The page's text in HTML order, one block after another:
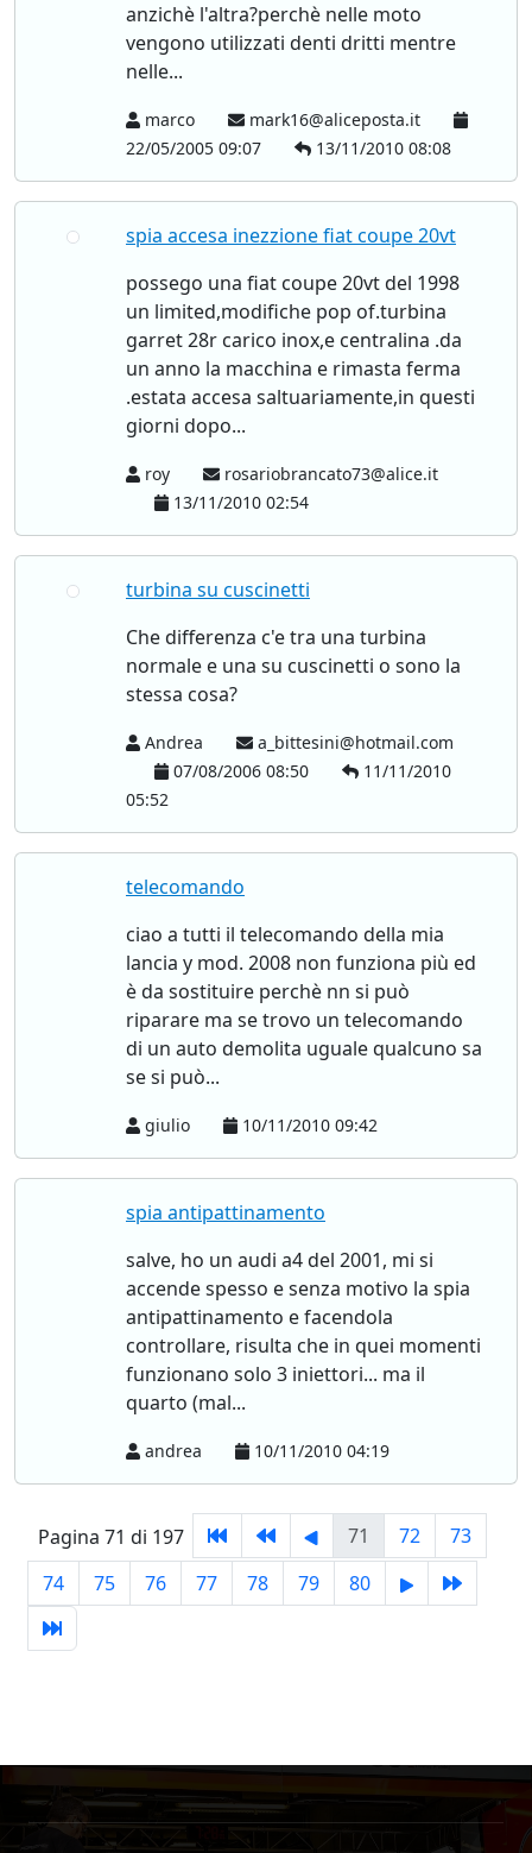
anzichè l'altra?perchè nelle moto
vengono utilizzati denti dritti mentre
nelle...
marco
mark16@aliceposta.it
22/05/2005 09:07
13/11/2010 08:08
spia accesa inezzione fiat coupe 20vt
possego una fiat coupe 20vt del 1998
un limited,modifiche pop of.turbina
garret 28r carico inox,e centralina .da
un anno la macchina e rimasta ferma
.estata accesa saltuariamente,in questi
giorni dopo...
roy
rosariobrancato73@alice.it
13/11/2010 02:54
turbina su cuscinetti
Che differenza c'e tra una turbina
normale e una su cuscinetti o sono la
stessa cosa?
Andrea
a_bittesini@hotmail.com
07/08/2006 08:50
11/11/2010
05:52
telecomando
ciao a tutti il telecomando della mia
lancia y mod. 2008 non funziona più ed
è da sostituire perchè nn si può
riparare ma se trovo un telecomando
di un auto demolita uguale qualcuno sa
se si può...
giulio 10/11/2010 09:42
spia antipattinamento
salve, ho un audi a4 del 2001, mi si
accende spesso e senza motivo la spia
antipattinamento e facendola
controllare, risulta che in quei momenti
funzionano solo 3 iniettori... ma il
quarto (mal...
andrea 10/11/2010 04:19
Pagina 71 di 197 71 72
73
74
75 76 77 78 79 80